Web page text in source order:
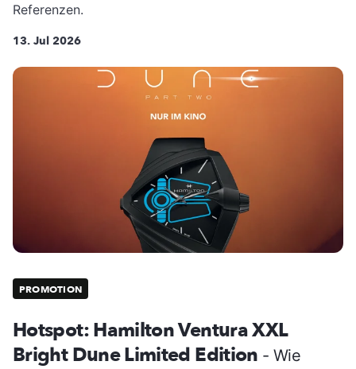
Referenzen.
13. Jul 2026
PROMOTION
Hotspot: Hamilton Ventura XXL
Bright Dune Limited Edition - Wie